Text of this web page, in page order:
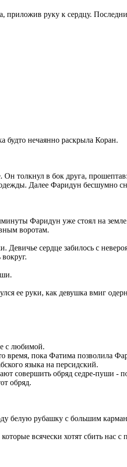
приложив руку к сердцу.
нечаянно раскрыла Коран.
толкнул в бок друга,
Далее Фаридун бесшумно
Фаридун уже стоял на
воротам.
сердце забилось с
ее руки, как девушка вмиг
с любимой.
пока Фатима позволила
языка на персидский.
совершить обряд седре-пуши -
обряд.
белую рубашку с большим
всячески хотят сбить нас с